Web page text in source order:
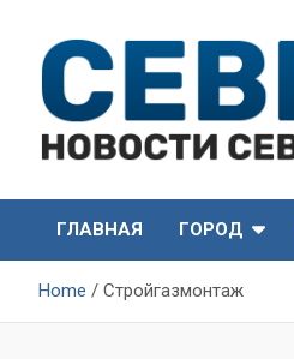
content
СевКор —
Севастополя
ГЛАВНАЯ
ГОРОД
Home Стройгазмонтаж